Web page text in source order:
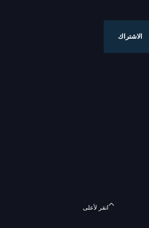
الاشتراك
انقر لأعلى